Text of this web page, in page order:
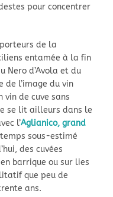
pour concentrer
de la
entamée à la fin
Nero d’Avola et du
l’image du vin
vin de cuve sans
se lit ailleurs dans le
l’Aglianico, grand
sous-estimé
des cuvées
barrique ou sur lies
que peu de
ans.